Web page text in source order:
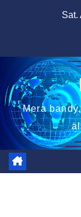
Sat.
Mera